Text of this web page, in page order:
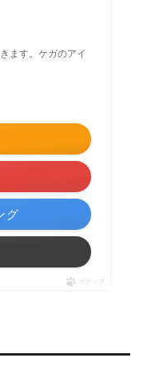
ます。ケガのアイ
グ
ポチップ